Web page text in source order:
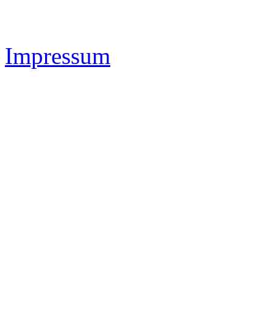
Impressum